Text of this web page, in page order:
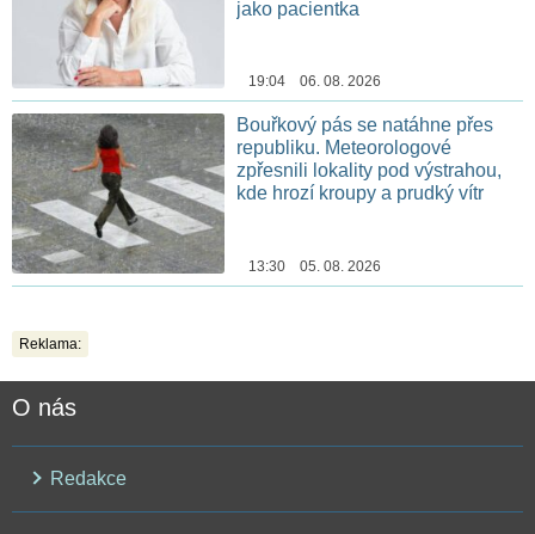
jako pacientka
19:04 06. 08. 2026
Bouřkový pás se natáhne přes
republiku. Meteorologové
zpřesnili lokality pod výstrahou,
kde hrozí kroupy a prudký vítr
13:30 05. 08. 2026
Reklama:
O nás
Redakce